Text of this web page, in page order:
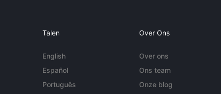
Talen
English
Español
Português
Over Ons
Over ons
Ons team
Onze blog